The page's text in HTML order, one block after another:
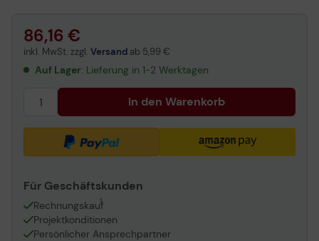
86,16 €
inkl. MwSt. zzgl. Versand ab 5,99 €
Auf Lager: Lieferung in 1-2 Werktagen
In den Warenkorb
Für Geschäftskunden
Rechnungskauf
1
Projektkonditionen
Persönlicher Ansprechpartner